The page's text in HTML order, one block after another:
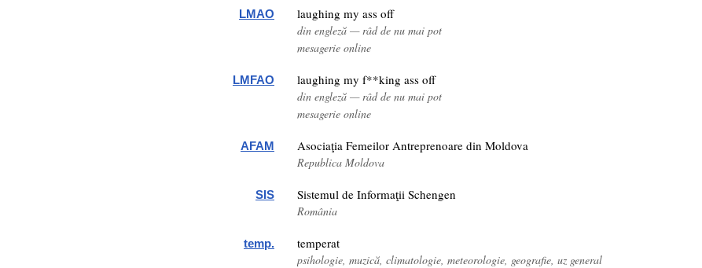
LMAO laughing my ass off
din engleză — râd de nu mai pot
mesagerie online
LMFAO laughing my f**king ass off
din engleză — râd de nu mai pot
mesagerie online
AFAM Asociaţia Femeilor Antreprenoare din Moldova
Republica Moldova
SIS Sistemul de Informaţii Schengen
România
temp. temperat
psihologie, muzică, climatologie, meteorologie, geografie, uz general